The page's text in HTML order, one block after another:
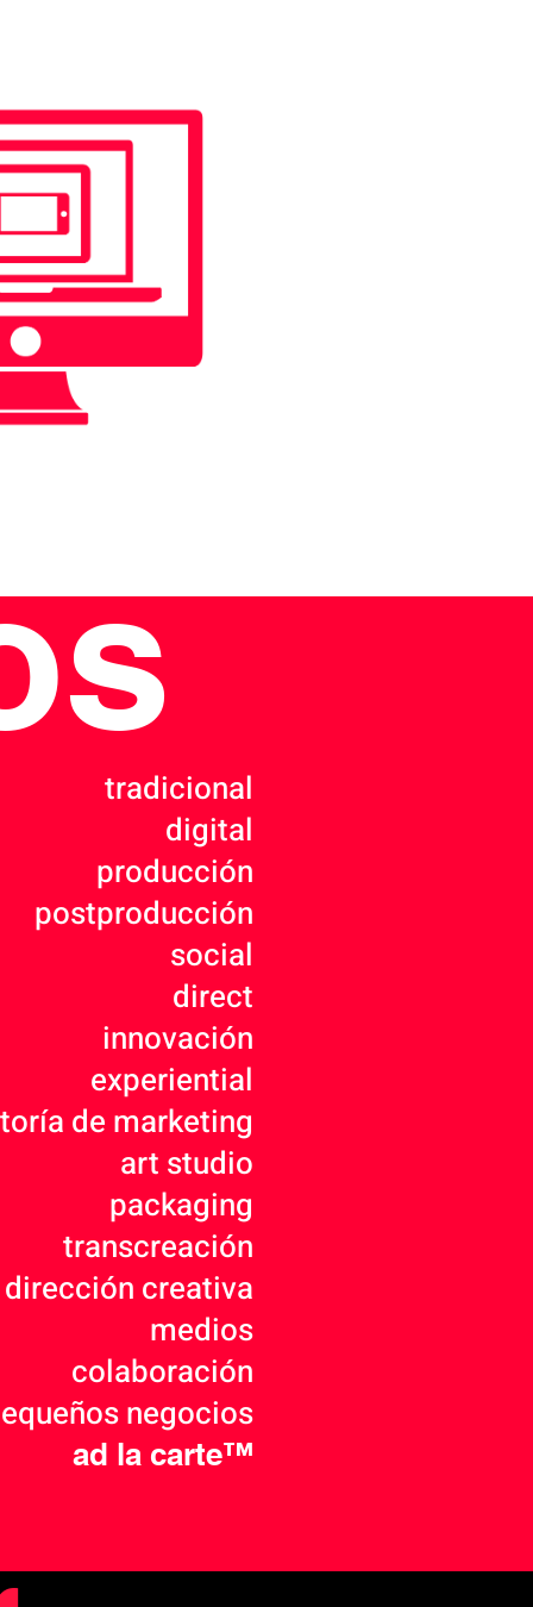
tradicional
digital
producción
postproducción
social
direct
innovación
experiential
de marketing
art studio
packaging
transcreación
dirección creativa
medios
colaboración
negocios
ad la carte™